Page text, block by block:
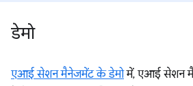
डेमो
एआई सेशन मैनेजमेंट के डेमोमें, एआई सेशन